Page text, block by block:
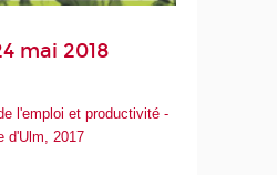
mai 2018
l'emploi et productivité -
d'Ulm, 2017